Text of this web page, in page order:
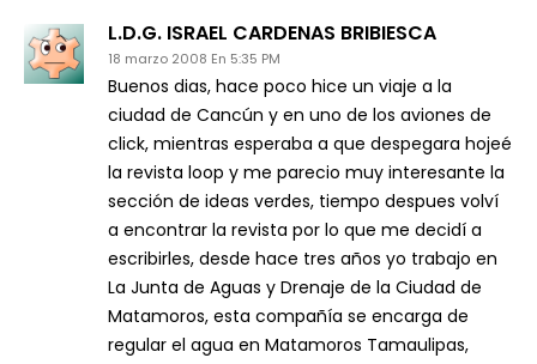
L.D.G. ISRAEL CARDENAS BRIBIESCA
18 marzo 2008 En 5:35 PM
Buenos dias, hace poco hice un viaje a la
ciudad de Cancún y en uno de los aviones de
click, mientras esperaba a que despegara hojeé
la revista loop y me parecio muy interesante la
sección de ideas verdes, tiempo despues volví
a encontrar la revista por lo que me decidí a
escribirles, desde hace tres años yo trabajo en
La Junta de Aguas y Drenaje de la Ciudad de
Matamoros, esta compañía se encarga de
regular el agua en Matamoros Tamaulipas,